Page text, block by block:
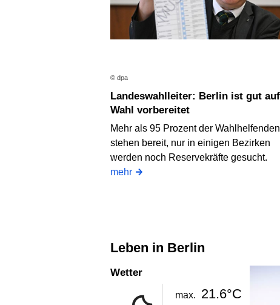
© dpa
Landeswahlleiter: Berlin ist gut auf
Wahl vorbereitet
Mehr als 95 Prozent der Wahlhelfenden
stehen bereit, nur in einigen Bezirken
werden noch Reservekräfte gesucht.
mehr
Leben in Berlin
Wetter
max. 21.6°C